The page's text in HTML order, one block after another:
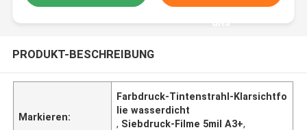
uns
PRODUKT-BESCHREIBUNG
Markieren:
Farbdruck-Tintenstrahl-Klarsichtfo
lie wasserdicht
, Siebdruck-Filme 5mil A3+,